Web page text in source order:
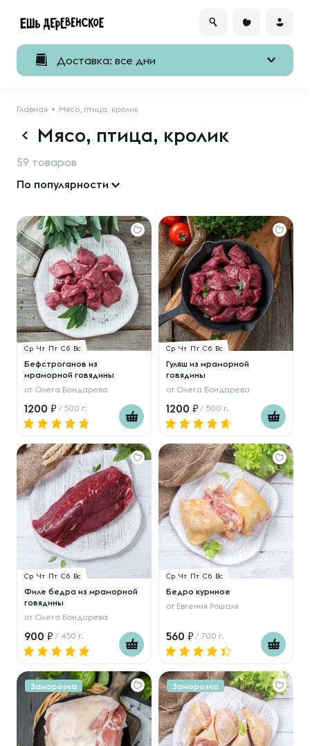
Доставка: все дни
Главная Мясо, птица, кролик
Мясо, птица, кролик
59 товаров
По популярности
Ср Чт Пт Сб Вс
Бефстроганов из
мраморной говядины
от Олега Бондарева
1200 / 500 г.
Ср Чт Пт Сб Вс
Гуляш из мраморной
говядины
от Олега Бондарева
1200 / 500 г.
Ср Чт Пт Сб Вс
Филе бедра из мраморной
говядины
от Олега Бондарева
900 / 450 г.
Ср Чт Пт Сб Вс
Бедро куриное
от Евгения Рошаля
560 / 700 г.
Заморозка Заморозка